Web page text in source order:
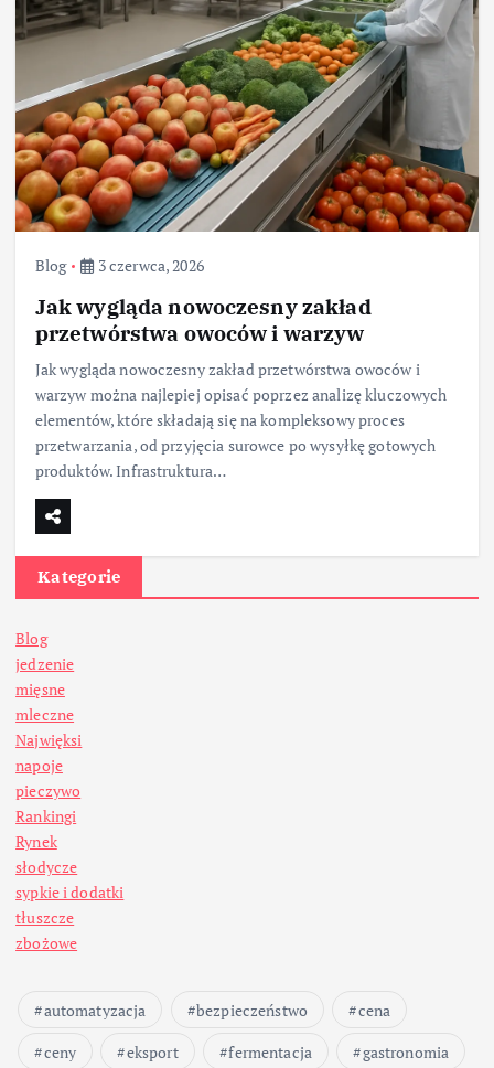
Blog 3 czerwca, 2026
Jak wygląda nowoczesny zakład
przetwórstwa owoców i warzyw
Jak wygląda nowoczesny zakład przetwórstwa owoców i
warzyw można najlepiej opisać poprzez analizę kluczowych
elementów, które składają się na kompleksowy proces
przetwarzania, od przyjęcia surowce po wysyłkę gotowych
produktów. Infrastruktura…
Kategorie
Blog
jedzenie
mięsne
mleczne
Najwięksi
napoje
pieczywo
Rankingi
Rynek
słodycze
sypkie i dodatki
tłuszcze
zbożowe
automatyzacja bezpieczeństwo
cena
ceny
eksport fermentacja
gastronomia